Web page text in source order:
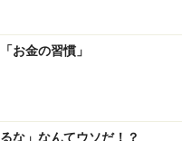
お金の習慣」
な」なんてウソだ！？